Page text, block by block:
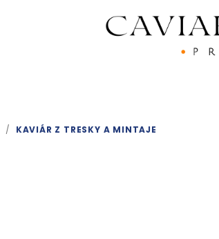
/ KAVIÁR Z TRESKY A MINTAJE